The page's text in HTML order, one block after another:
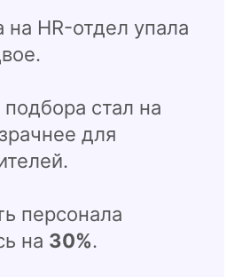
на HR-отдел упала
стал на
для
персонала
на 30%.